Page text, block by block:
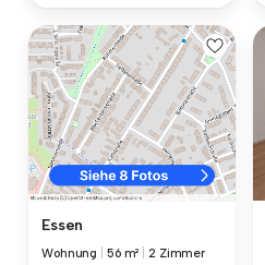
Essen
Wohnung 56 m² |2 Zimmer